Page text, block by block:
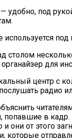
удобно, под
под
столом
для
центр с
радио
попавшие в
они от этого
которые